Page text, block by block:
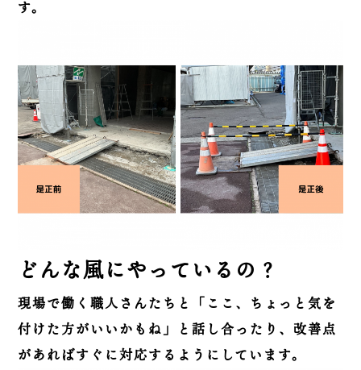
す。
どんな風にやっているの？
現場で働く職人さんたちと「ここ、ちょっと気を
付けた方がいいかもね」と話し合ったり、改善点
があればすぐに対応するようにしています。